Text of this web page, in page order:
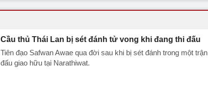
Cầu thủ Thái Lan bị sét đánh tử vong khi đang thi đấu
Tiên đạo Safwan Awae qua đời sau khi bị sét đánh trong một trận
đấu giao hữu tại Narathiwat.